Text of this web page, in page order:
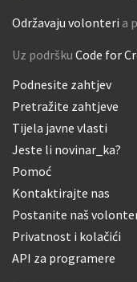
Održavaju volonteri a
Uz podršku Code for
Podnesite zahtjev
Pretražite zahtjeve
Tijela javne vlasti
Jeste li novinar_ka?
Pomoć
Kontaktirajte nas
Postanite naš
Privatnost i kolačići
API za programere